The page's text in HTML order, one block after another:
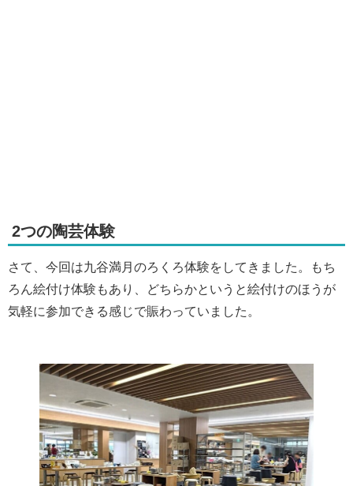
2つの陶芸体験
さて、今回は九谷満月のろくろ体験をしてきました。もち
ろん絵付け体験もあり、どちらかというと絵付けのほうが
気軽に参加できる感じで賑わっていました。